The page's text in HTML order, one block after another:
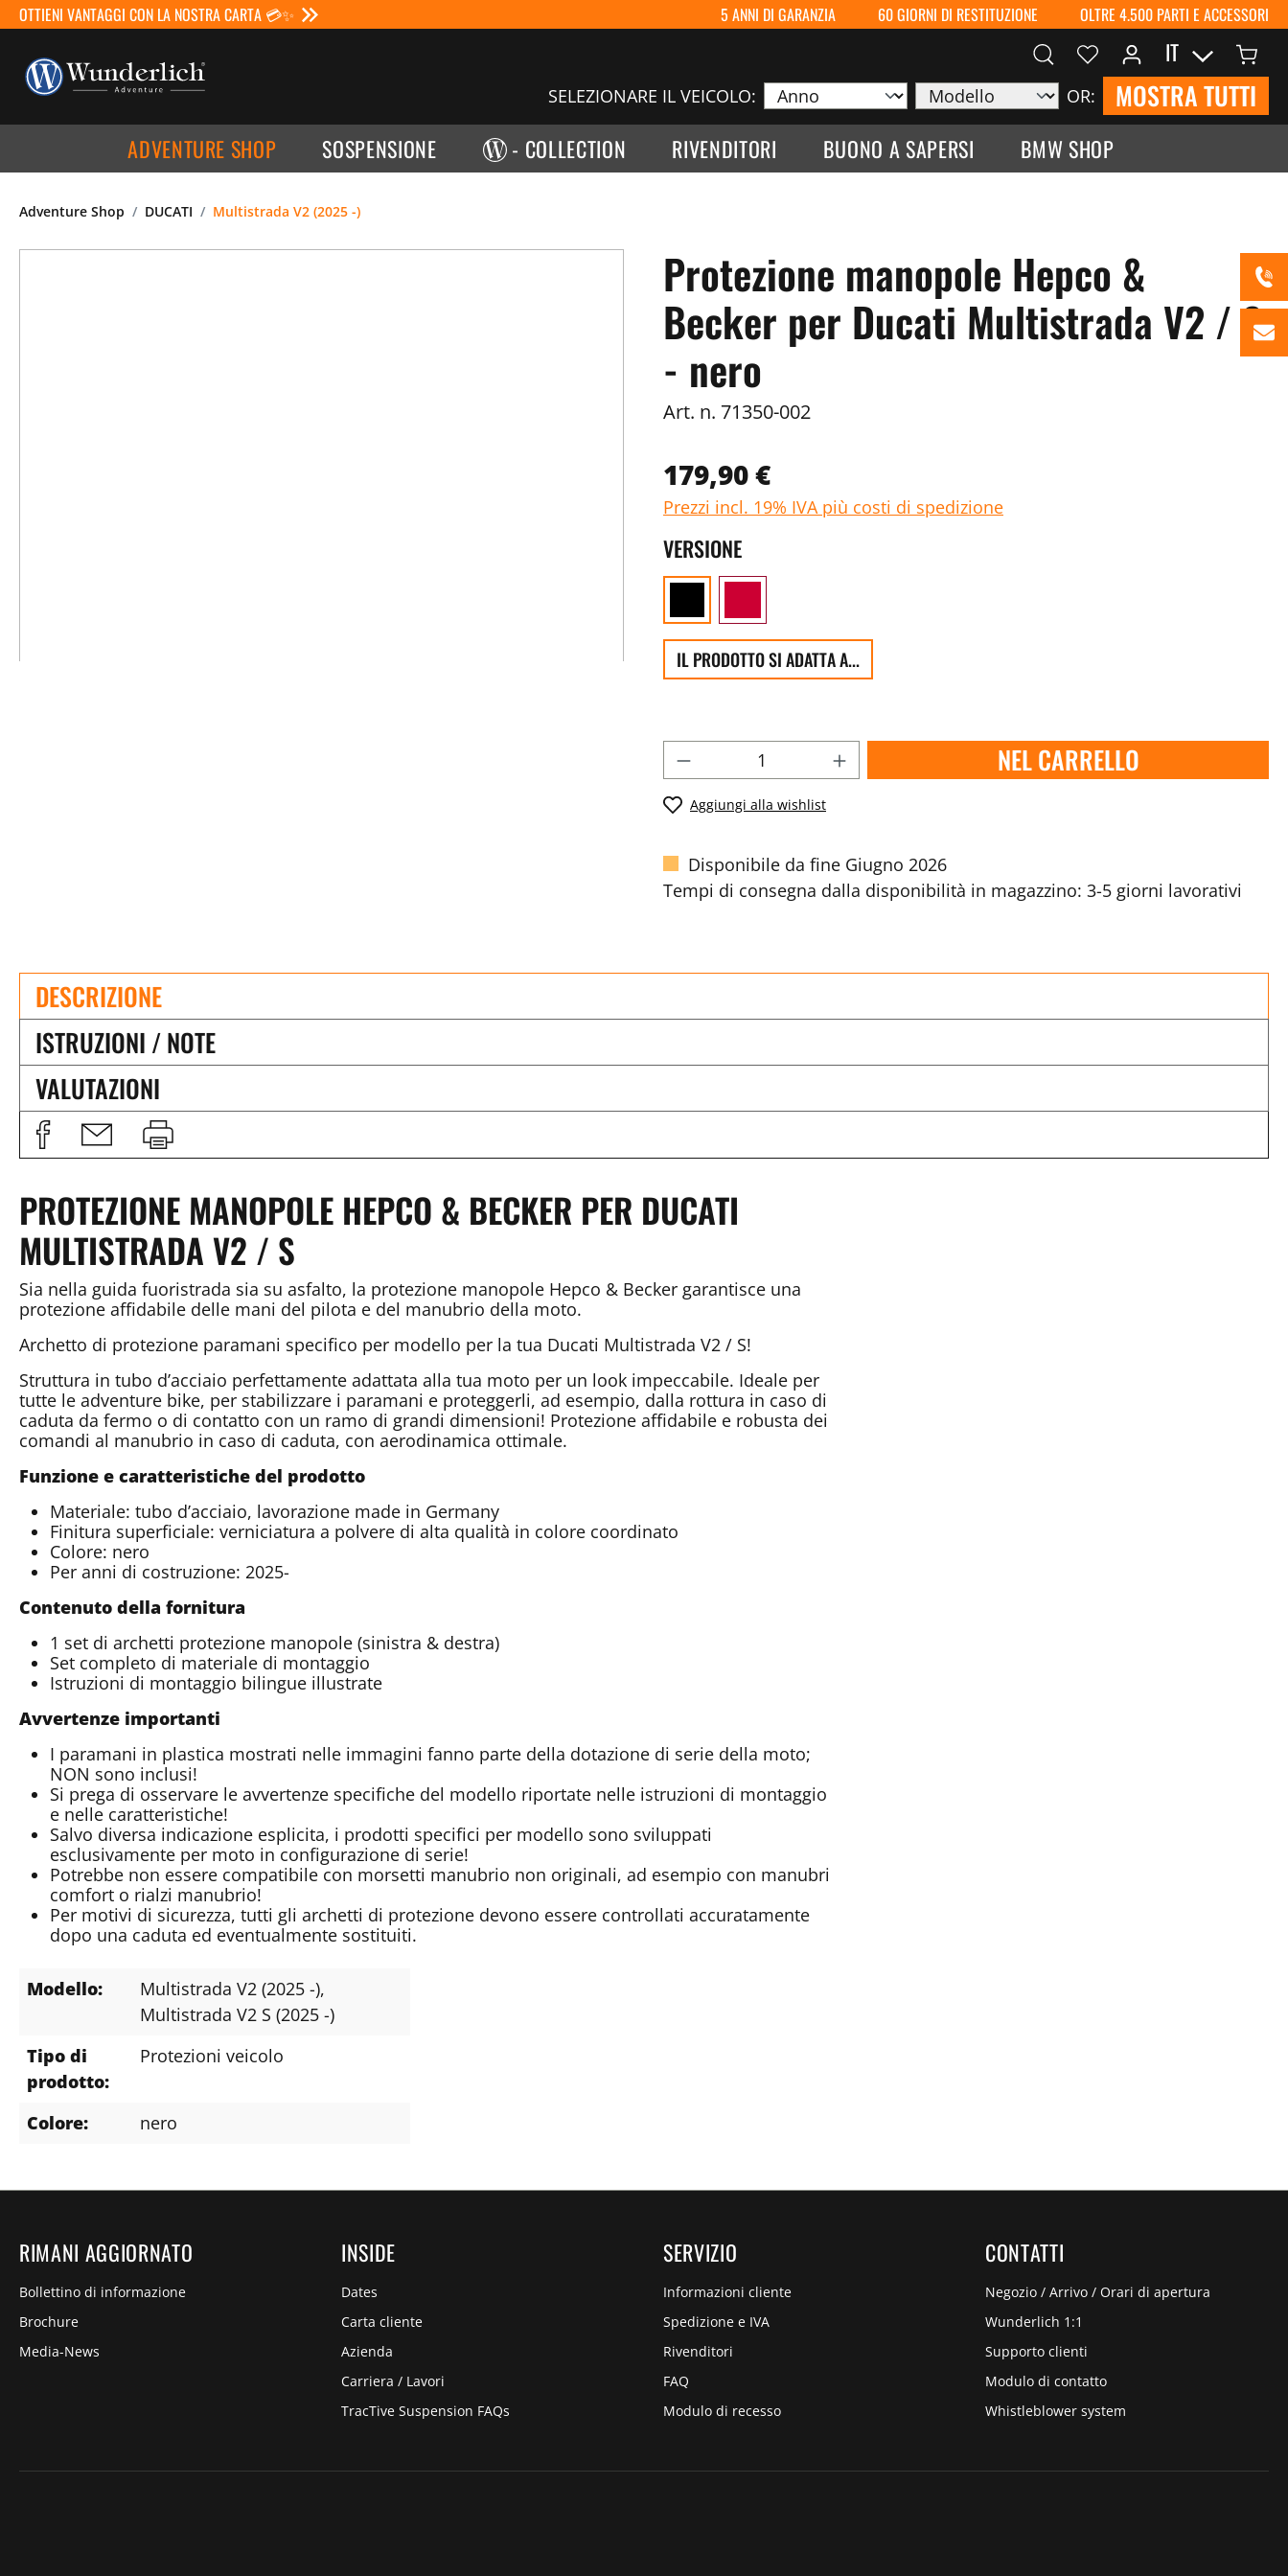
OTTIENI VANTAGGI CON LA NOSTRA CARTA 💳✨ 5 ANNI DI GARANZIA 60 GIORNI DI RESTITUZIONE OLTRE 4.500 PARTI E ACCESSORI
SELEZIONARE IL VEICOLO: OR: MOSTRA TUTTI
IT
ADVENTURE SHOP SOSPENSIONE - COLLECTION RIVENDITORI BUONO A SAPERSI BMW SHOP
Adventure Shop DUCATI Multistrada V2 (2025 -)
Protezione manopole Hepco &
Becker per Ducati Multistrada V2 / S
- nero
Art. n. 71350-002
179,90 €
Prezzi incl. 19% IVA più costi di spedizione
VERSIONE
IL PRODOTTO SI ADATTA A...
NEL CARRELLO
Aggiungi alla wishlist
Disponibile da fine Giugno 2026
Tempi di consegna dalla disponibilità in magazzino: 3-5 giorni lavorativi
DESCRIZIONE
ISTRUZIONI / NOTE
VALUTAZIONI
PROTEZIONE MANOPOLE HEPCO & BECKER PER DUCATI
MULTISTRADA V2 / S
Sia nella guida fuoristrada sia su asfalto, la protezione manopole Hepco & Becker garantisce una
protezione affidabile delle mani del pilota e del manubrio della moto.
Archetto di protezione paramani specifico per modello per la tua Ducati Multistrada V2 / S!
Struttura in tubo d’acciaio perfettamente adattata alla tua moto per un look impeccabile. Ideale per
tutte le adventure bike, per stabilizzare i paramani e proteggerli, ad esempio, dalla rottura in caso di
caduta da fermo o di contatto con un ramo di grandi dimensioni! Protezione affidabile e robusta dei
comandi al manubrio in caso di caduta, con aerodinamica ottimale.
Funzione e caratteristiche del prodotto
Materiale: tubo d’acciaio, lavorazione made in Germany
Finitura superficiale: verniciatura a polvere di alta qualità in colore coordinato
Colore: nero
Per anni di costruzione: 2025-
Contenuto della fornitura
1 set di archetti protezione manopole (sinistra & destra)
Set completo di materiale di montaggio
Istruzioni di montaggio bilingue illustrate
Avvertenze importanti
I paramani in plastica mostrati nelle immagini fanno parte della dotazione di serie della moto;
NON sono inclusi!
Si prega di osservare le avvertenze specifiche del modello riportate nelle istruzioni di montaggio
e nelle caratteristiche!
Salvo diversa indicazione esplicita, i prodotti specifici per modello sono sviluppati
esclusivamente per moto in configurazione di serie!
Potrebbe non essere compatibile con morsetti manubrio non originali, ad esempio con manubri
comfort o rialzi manubrio!
Per motivi di sicurezza, tutti gli archetti di protezione devono essere controllati accuratamente
dopo una caduta ed eventualmente sostituiti.
Modello: Multistrada V2 (2025 -),
Multistrada V2 S (2025 -)
Tipo di
prodotto:
Protezioni veicolo
Colore: nero
RIMANI AGGIORNATO
Bollettino di informazione
Brochure
Media-News
INSIDE
Dates
Carta cliente
Azienda
Carriera / Lavori
TracTive Suspension FAQs
SERVIZIO
Informazioni cliente
Spedizione e IVA
Rivenditori
FAQ
Modulo di recesso
CONTATTI
Negozio / Arrivo / Orari di apertura
Wunderlich 1:1
Supporto clienti
Modulo di contatto
Whistleblower system